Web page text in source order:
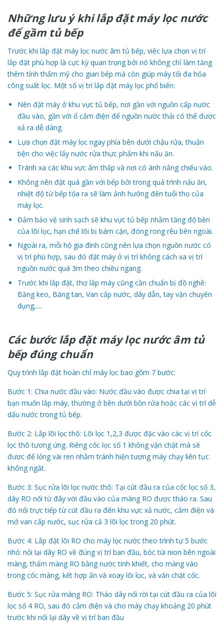
Những lưu ý khi lắp đặt máy lọc nước
để gầm tủ bếp
Trước khi lắp đặt máy lọc nước âm tủ bếp, việc lựa chọn vị trí
lắp đặt phù hợp là cực kỳ quan trọng bởi nó không chỉ làm tăng
thêm tính thẩm mỹ cho gian bếp mà còn giúp máy tối đa hóa
công suất lọc. Một số vị trí lắp đặt máy lọc phổ biến:
Nên đặt máy ở khu vực tủ bếp, nơi gần với nguồn cấp nước
đầu vào, gần với ổ cắm điện để nguồn nước thải có thể được
xả ra dễ dàng.
Lựa chọn đặt máy lọc ngay phía bên dưới chậu rửa, thuận
tiện cho việc lấy nước rửa thực phẩm khi nấu ăn.
Tránh xa các khu vực ẩm thấp và nơi có ánh nắng chiếu vào.
Không nên đặt quá gần với bếp bởi trong quá trình nấu ăn,
nhiệt độ từ bếp tỏa ra sẽ làm ảnh hưởng đến tuổi thọ của
máy lọc.
Đảm bảo vệ sinh sạch sẽ khu vực tủ bếp nhằm tăng độ bền
của lõi lọc, hạn chế lõi bị bám cặn, đóng rong rêu bên ngoài.
Ngoài ra, mỗi hộ gia đình cũng nên lựa chọn nguồn nước có
vị trí phù hợp, sau đó đặt máy ở vị trí không cách xa vị trí
nguồn nước quá 3m theo chiều ngang.
Trước khi lắp đặt, thợ lắp máy cũng cần chuẩn bị đồ nghề:
Băng keo, Băng tan, Van cấp nước, dây dẫn, tay vặn chuyên
dụng,....
Các bước lắp đặt máy lọc nước âm tủ
bếp đúng chuẩn
Quy trình lắp đặt hoàn chỉ máy lọc bao gồm 7 bước:
Bước 1: Chia nước đầu vào: Nước đầu vào được chia tại vị trí
bạn muốn lắp máy, thường ở bên dưới bồn rửa hoặc các vị trí dễ
dấu nước trong tủ bếp.
Bước 2: Lắp lõi lọc thô: Lõi lọc 1,2,3 được đặc vào các vị trí cốc
lọc thô tương ứng. Riêng cốc lọc số 1 không vặn chặt mà sẽ
được để lỏng vài ren nhằm tránh hiện tượng máy chạy liên tục
không ngắt.
Bước 3: Sục rửa lõi lọc nước thô: Tại cút đầu ra của cốc lọc số 3,
dây RO nối từ đây với đầu vào của màng RO được tháo ra. Sau
đó nối trực tiếp từ cút đầu ra đến khu vực xả nước, cắm điện và
mở van cấp nước, sục rửa cả 3 lõi lọc trong 20 phút.
Bước 4: Lắp đặt lõi RO cho máy lọc nước theo trình tự 5 bước
nhỏ: nối lại dây RO về đúng vị trí ban đầu, bóc túi nion bên ngoài
màng, thấm màng RO bằng nước tinh khiết, cho màng vào
trong cốc màng, kết hợp ấn và xoay lõi lọc, và văn chặt cốc.
Bước 5: Sục rửa màng RO: Tháo dây nối rời tại cút đầu ra của lõi
lọc số 4 RO, sau đó cắm điện và cho máy chạy khoảng 20 phút
trước khi nối lại dây về vị trí ban đầu